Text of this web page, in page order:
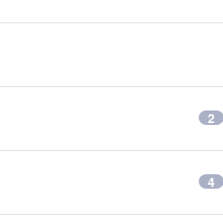
2
4